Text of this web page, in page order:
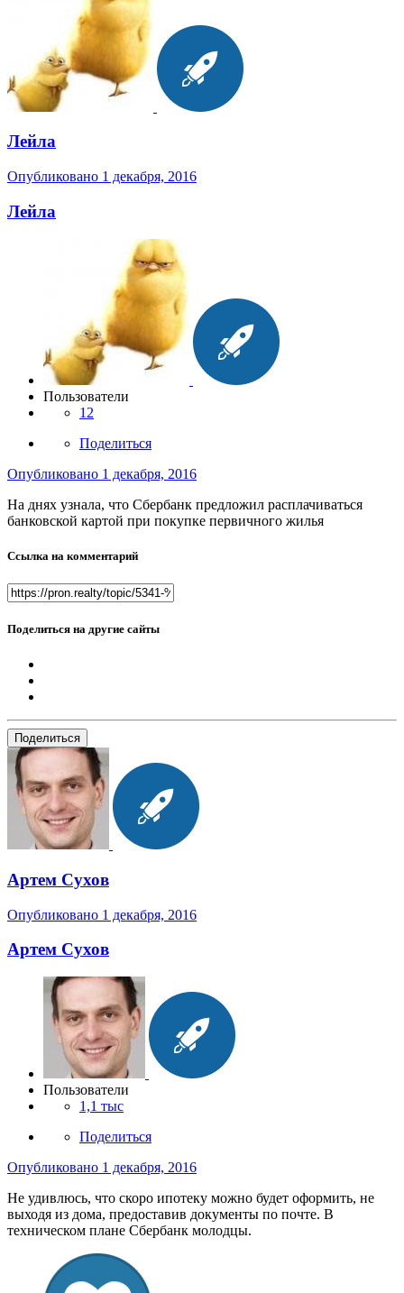
Лейла
Опубликовано 1 декабря, 2016
Лейла
Пользователи
12
Поделиться
Опубликовано 1 декабря, 2016
На днях узнала, что Сбербанк предложил расплачиваться
банковской картой при покупке первичного жилья
Ссылка на комментарий
Поделиться на другие сайты
Поделиться
Артем Сухов
Опубликовано 1 декабря, 2016
Артем Сухов
Пользователи
1,1 тыс
Поделиться
Опубликовано 1 декабря, 2016
Не удивлюсь, что скоро ипотеку можно будет оформить, не
выходя из дома, предоставив документы по почте. В
техническом плане Сбербанк молодцы.